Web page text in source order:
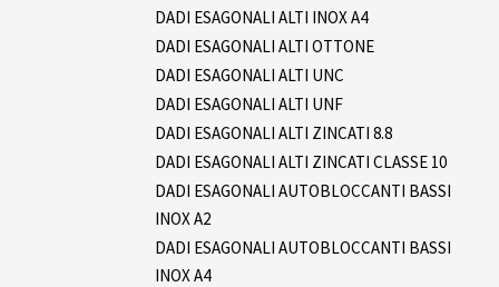
DADI ESAGONALI ALTI INOX A4
DADI ESAGONALI ALTI OTTONE
DADI ESAGONALI ALTI UNC
DADI ESAGONALI ALTI UNF
DADI ESAGONALI ALTI ZINCATI 8.8
DADI ESAGONALI ALTI ZINCATI CLASSE 10
DADI ESAGONALI AUTOBLOCCANTI BASSI
INOX A2
DADI ESAGONALI AUTOBLOCCANTI BASSI
INOX A4